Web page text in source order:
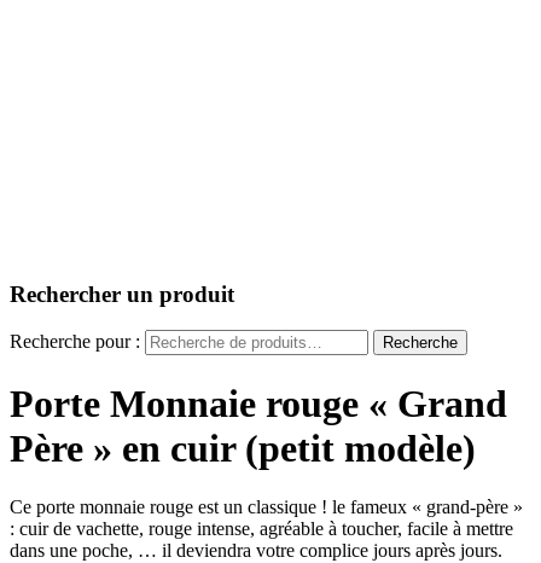
Rechercher un produit
Recherche pour : Recherche
Porte Monnaie rouge « Grand
Père » en cuir (petit modèle)
Ce porte monnaie rouge est un classique ! le fameux « grand-père »
: cuir de vachette, rouge intense, agréable à toucher, facile à mettre
dans une poche, … il deviendra votre complice jours après jours.